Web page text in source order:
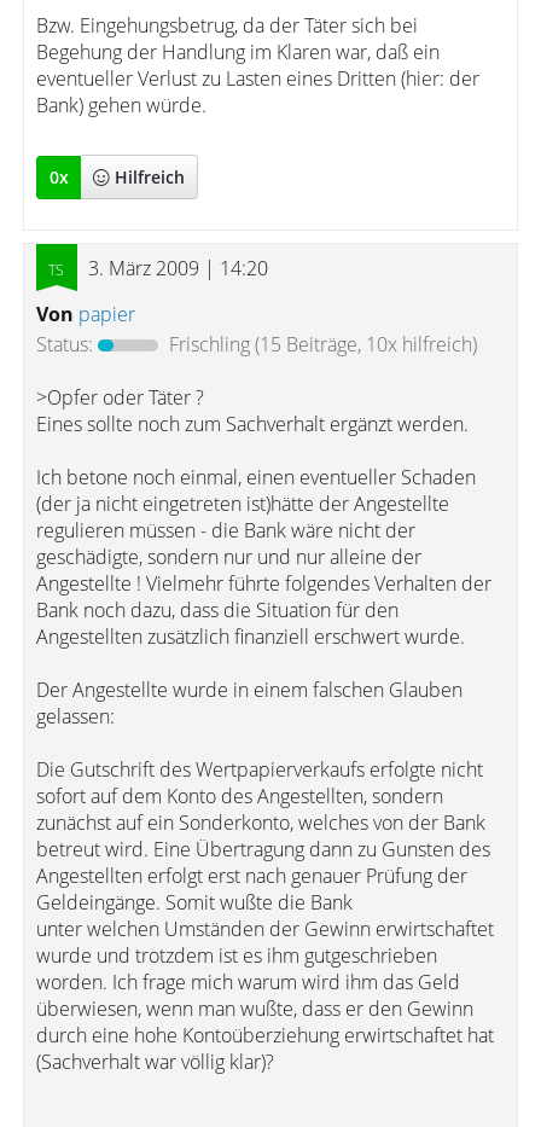
Bzw. Eingehungsbetrug, da der Täter sich bei
Begehung der Handlung im Klaren war, daß ein
eventueller Verlust zu Lasten eines Dritten (hier: der
Bank) gehen würde.
0x Hilfreich
3. März 2009 | 14:20
Von papier
Status:
Frischling(15 Beiträge, 10x hilfreich)
>Opfer oder Täter ?
Eines sollte noch zum Sachverhalt ergänzt werden.
Ich betone noch einmal, einen eventueller Schaden
(der ja nicht eingetreten ist)hätte der Angestellte
regulieren müssen - die Bank wäre nicht der
geschädigte, sondern nur und nur alleine der
Angestellte ! Vielmehr führte folgendes Verhalten der
Bank noch dazu, dass die Situation für den
Angestellten zusätzlich finanziell erschwert wurde.
Der Angestellte wurde in einem falschen Glauben
gelassen:
Die Gutschrift des Wertpapierverkaufs erfolgte nicht
sofort auf dem Konto des Angestellten, sondern
zunächst auf ein Sonderkonto, welches von der Bank
betreut wird. Eine Übertragung dann zu Gunsten des
Angestellten erfolgt erst nach genauer Prüfung der
Geldeingänge. Somit wußte die Bank
unter welchen Umständen der Gewinn erwirtschaftet
wurde und trotzdem ist es ihm gutgeschrieben
worden. Ich frage mich warum wird ihm das Geld
überwiesen, wenn man wußte, dass er den Gewinn
durch eine hohe Kontoüberziehung erwirtschaftet hat
(Sachverhalt war völlig klar)?